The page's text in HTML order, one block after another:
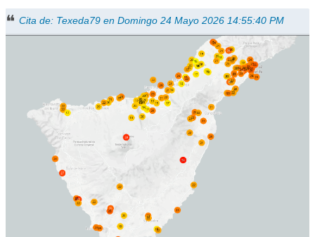
Cita de: Texeda79 en Domingo 24 Mayo 2026 14:55:40 PM